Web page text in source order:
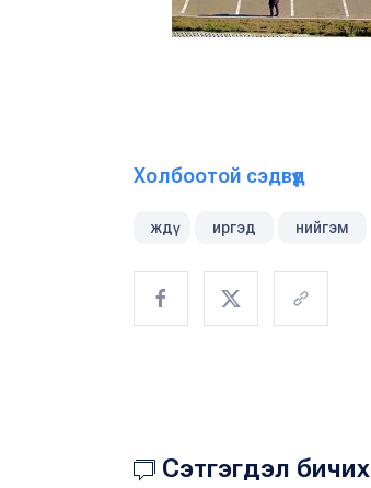
Холбоотой сэдвүүд
ждү иргэд нийгэм
Сэтгэгдэл бичих